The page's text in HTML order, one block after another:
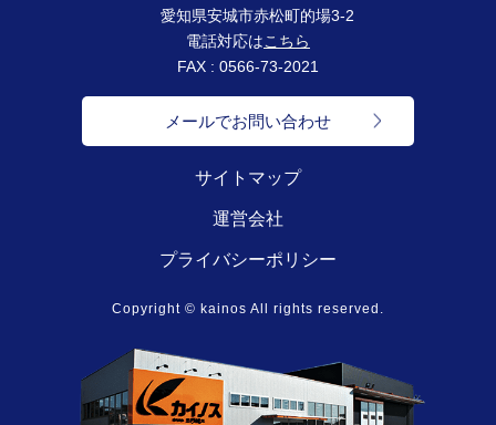
愛知県安城市赤松町的場3-2
電話対応はこちら
FAX : 0566-73-2021
メールでお問い合わせ
サイトマップ
運営会社
プライバシーポリシー
Copyright © kainos All rights reserved.